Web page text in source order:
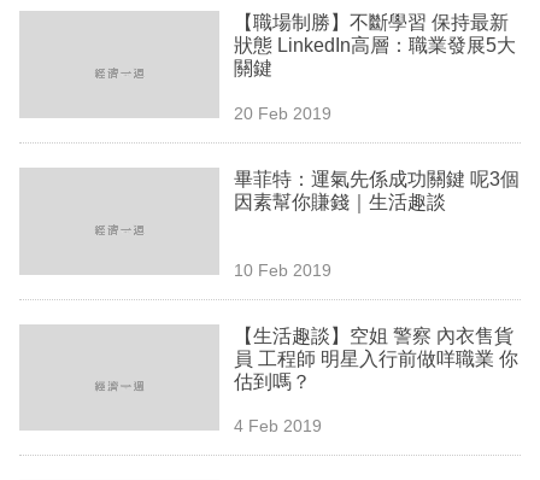
區
【職場制勝】不斷學習 保持最新
狀態 LinkedIn高層：職業發展5大
關鍵
20 Feb 2019
畢菲特：運氣先係成功關鍵 呢3個
因素幫你賺錢｜生活趣談
10 Feb 2019
【生活趣談】空姐 警察 內衣售貨
員 工程師 明星入行前做咩職業 你
估到嗎？
4 Feb 2019